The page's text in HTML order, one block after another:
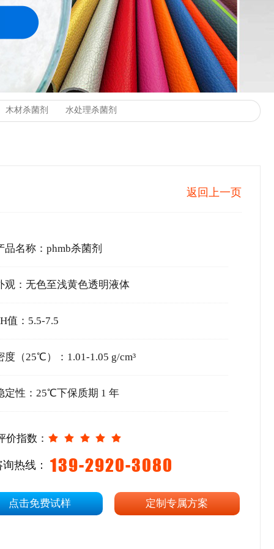
返回上一页
品名称：phmb杀菌剂
观：无色至浅黄色透明液体
值：5.5-7.5
度（25℃）：1.01-1.05 g/cm³
定性：25℃下保质期 1 年
价指数：
热线： 139-2920-3080
点击免费试样 定制专属方案